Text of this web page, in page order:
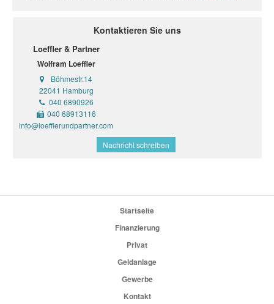
Kontaktieren Sie uns
Loeffler & Partner
Wolfram Loeffler
Böhmestr.14
22041 Hamburg
040 6890926
040 68913116
info@loefflerundpartner.com
Nachricht schreiben
Startseite
Finanzierung
Privat
Geldanlage
Gewerbe
Kontakt